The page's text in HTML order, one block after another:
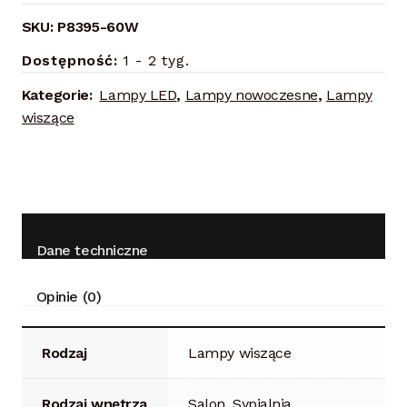
SKU: P8395-60W
Dostępność: 1 - 2 tyg.
Kategorie: Lampy LED, Lampy nowoczesne, Lampy
wiszące
Dane techniczne
Opinie (0)
Rodzaj Lampy wiszące